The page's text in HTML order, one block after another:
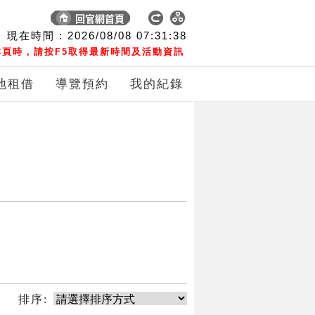
現在時間 : 2026/08/08 07:31:38
時，請按F5取得最新時間及活動資訊
租借 導覽預約 我的紀錄
排序: